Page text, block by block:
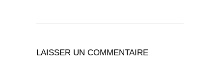
LAISSER UN COMMENTAIRE